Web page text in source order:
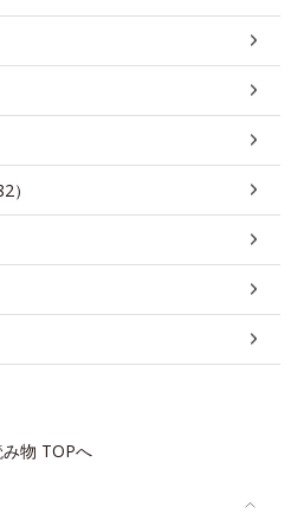
）
物 TOPへ